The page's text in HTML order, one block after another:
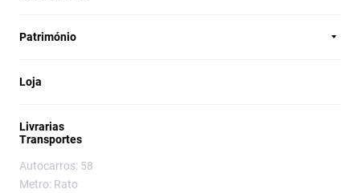
Património
Loja
Livrarias
Transportes
Autocarros: 58
Metro: Rato